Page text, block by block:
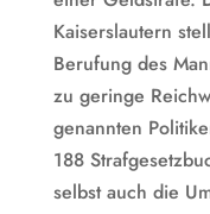
Kaiserslautern
Berufung des
zu geringe
genannten
188
selbst auch die